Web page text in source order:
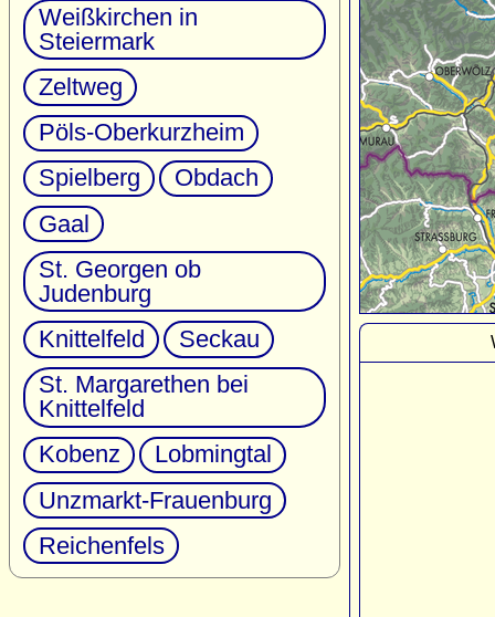
Weißkirchen in
Steiermark
Zeltweg
Pöls-Oberkurzheim
Spielberg
Obdach
Gaal
St. Georgen ob
Judenburg
Knittelfeld
Seckau
St. Margarethen bei
Knittelfeld
Kobenz
Lobmingtal
Unzmarkt-Frauenburg
Reichenfels